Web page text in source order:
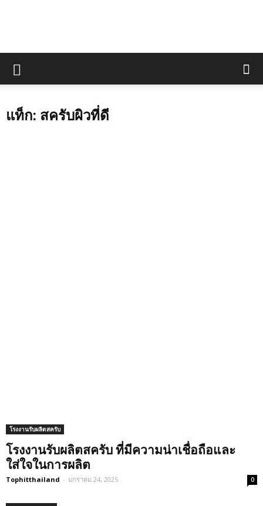
แท็ก: สครับผิวที่ดี
โรงงานรับผลิตสครับ
โรงงานรับผลิตสครับ ที่มีความน่าเชื่อถือและ
ใส่ใจในการผลิต
Tophitthailand - มกราคม 24, 2025 0